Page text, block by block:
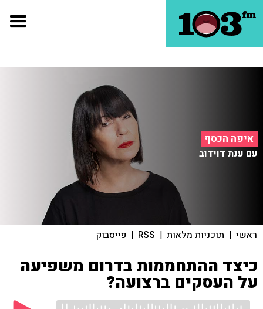
איפה הכסף
עם ענת דוידוב
ראשי | תוכניות מלאות |
RSS
| פייסבוק
כיצד ההתחממות בדרום משפיעה
על העסקים ברצועה?